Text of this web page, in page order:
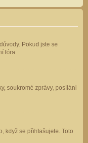
Pokud jste se
fóra.
soukromé zprávy, posílání
když se přihlašujete. Toto